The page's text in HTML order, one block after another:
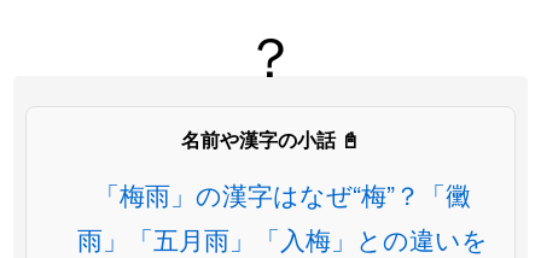
？
名前や漢字の小話 📓
「梅雨」の漢字はなぜ“梅”？「黴
雨」「五月雨」「入梅」との違いを